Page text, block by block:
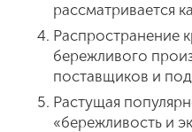
рассматривается
Распространение
бережливого
поставщиков и
Растущая
«бережливость и